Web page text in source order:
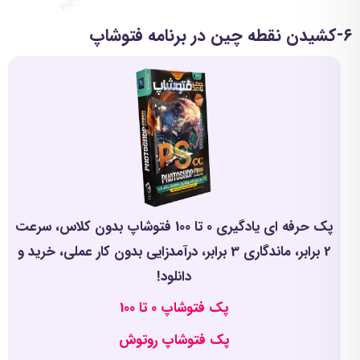
۶-کشیدن نقطه چین در برنامه فتوشاپ
پک حرفه ای یادگیری 0 تا 100 فتوشاپ بدون کلاس، سرعت
2 برابر، ماندگاری 3 برابر، درآمدزایی بدون کار عملی، خرید و
دانلود!
پک فتوشاپ 0 تا 100
پک فتوشاپ روتوش